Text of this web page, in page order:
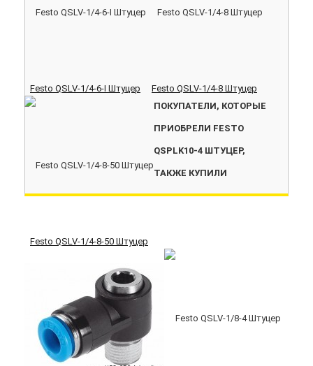
Festo QSLV-1/4-6-I Штуцер Festo QSLV-1/4-8 Штуцер
Festo QSLV-1/4-8-50 Штуцер
ПОКУПАТЕЛИ, КОТОРЫЕ
ПРИОБРЕЛИ FESTO
QSPLK10-4 ШТУЦЕР,
ТАКЖЕ КУПИЛИ